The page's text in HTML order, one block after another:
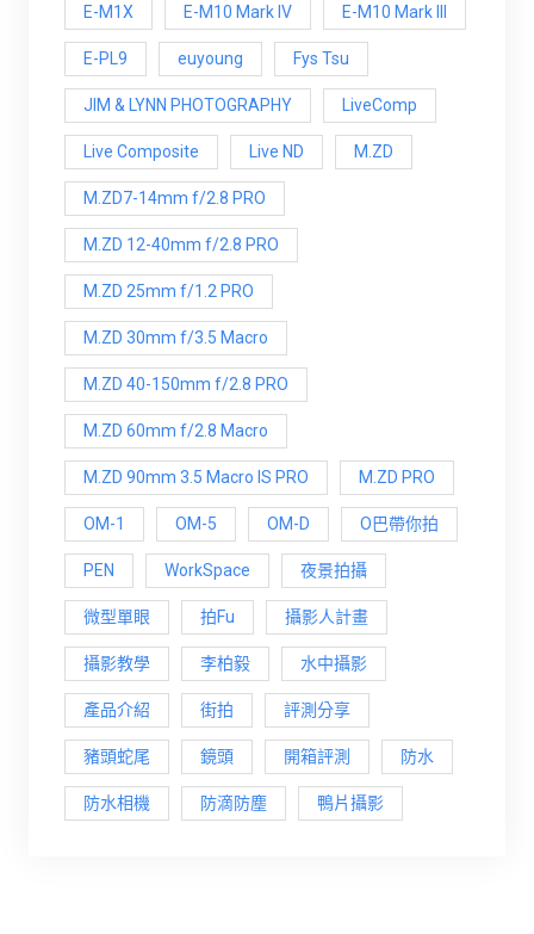
E-M1X E-M10 Mark IV E-M10 Mark lll
E-PL9 euyoung Fys Tsu
JIM & LYNN PHOTOGRAPHY LiveComp
Live Composite Live ND M.ZD
M.ZD7-14mm f/2.8 PRO
M.ZD 12-40mm f/2.8 PRO
M.ZD 25mm f/1.2 PRO
M.ZD 30mm f/3.5 Macro
M.ZD 40-150mm f/2.8 PRO
M.ZD 60mm f/2.8 Macro
M.ZD 90mm 3.5 Macro IS PRO M.ZD PRO
OM-1 OM-5 OM-D O巴帶你拍
PEN WorkSpace 夜景拍攝
微型單眼 拍Fu 攝影人計畫
攝影教學 李柏毅 水中攝影
產品介紹 街拍 評測分享
豬頭蛇尾 鏡頭 開箱評測 防水
防水相機 防滴防塵 鴨片攝影